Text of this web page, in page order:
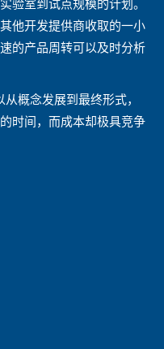
验室到试点规模的计划。
他开发提供商收取的一小
的产品周转可以及时分析
概念发展到最终形式，
时间，而成本却极具竞争